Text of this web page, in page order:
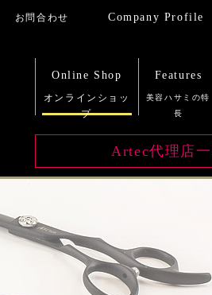
Online Shop Features
Company Profile
Artec代理店